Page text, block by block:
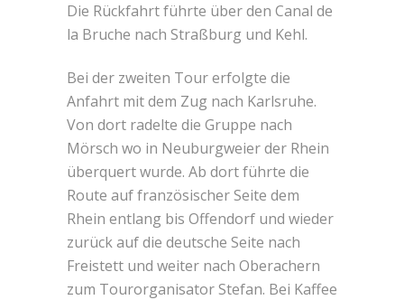
Die Rückfahrt führte über den Canal de
la Bruche nach Straßburg und Kehl.
Bei der zweiten Tour erfolgte die
Anfahrt mit dem Zug nach Karlsruhe.
Von dort radelte die Gruppe nach
Mörsch wo in Neuburgweier der Rhein
überquert wurde. Ab dort führte die
Route auf französischer Seite dem
Rhein entlang bis Offendorf und wieder
zurück auf die deutsche Seite nach
Freistett und weiter nach Oberachern
zum Tourorganisator Stefan. Bei Kaffee